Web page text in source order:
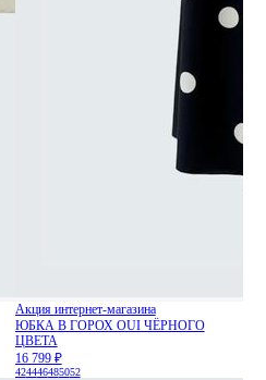
Акция интернет-магазина
ЮБКА В ГОРОХ OUI ЧЁРНОГО
ЦВЕТА
16 799 ₽
424446485052